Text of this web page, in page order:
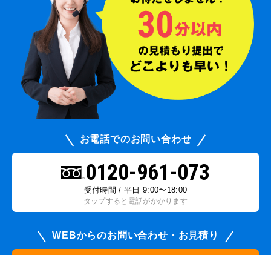
お電話でのお問い合わせ
0120-961-073
受付時間 / 平日 9:00〜18:00
タップすると電話がかかります
WEBからのお問い合わせ・お見積り